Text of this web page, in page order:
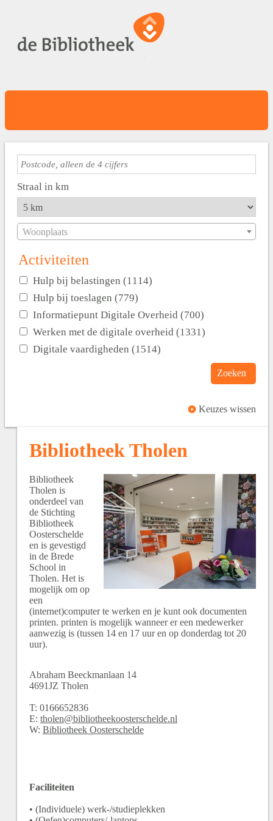
Straal in km
Woonplaats
Activiteiten
Hulp bij belastingen (1114)
Hulp bij toeslagen (779)
Informatiepunt Digitale Overheid (700)
Werken met de digitale overheid (1331)
Digitale vaardigheden (1514)
Zoeken
Keuzes wissen
Bibliotheek Tholen
Bibliotheek
Tholen is
onderdeel van
de Stichting
Bibliotheek
Oosterschelde
en is gevestigd
in de Brede
School in
Tholen. Het is
mogelijk om op
een
(internet)computer te werken en je kunt ook documenten
printen. printen is mogelijk wanneer er een medewerker
aanwezig is (tussen 14 en 17 uur en op donderdag tot 20
uur).
Abraham Beeckmanlaan 14
4691JZ Tholen
T: 0166652836
E: tholen@bibliotheekoosterschelde.nl
W: Bibliotheek Oosterschelde
Faciliteiten
• (Individuele) werk-/studieplekken